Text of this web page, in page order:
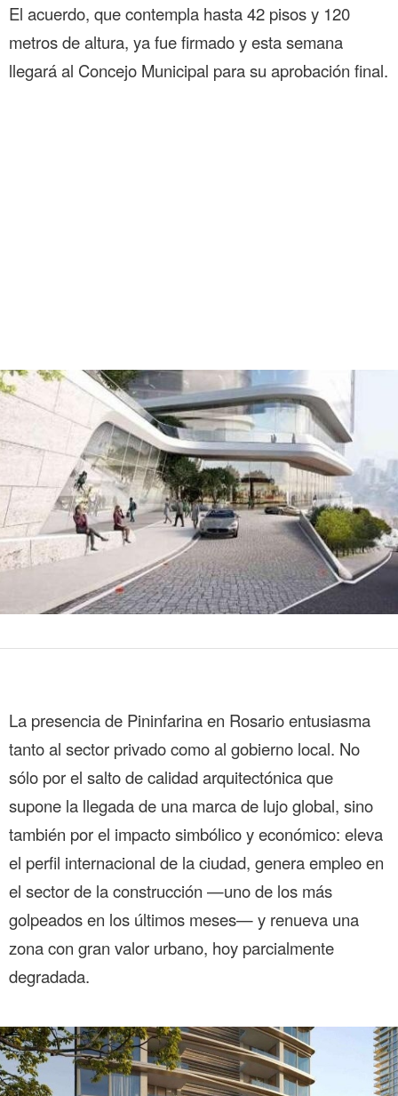
El acuerdo, que contempla hasta 42 pisos y 120
metros de altura, ya fue firmado y esta semana
llegará al Concejo Municipal para su aprobación final.
La presencia de Pininfarina en Rosario entusiasma
tanto al sector privado como al gobierno local. No
sólo por el salto de calidad arquitectónica que
supone la llegada de una marca de lujo global, sino
también por el impacto simbólico y económico: eleva
el perfil internacional de la ciudad, genera empleo en
el sector de la construcción —uno de los más
golpeados en los últimos meses— y renueva una
zona con gran valor urbano, hoy parcialmente
degradada.